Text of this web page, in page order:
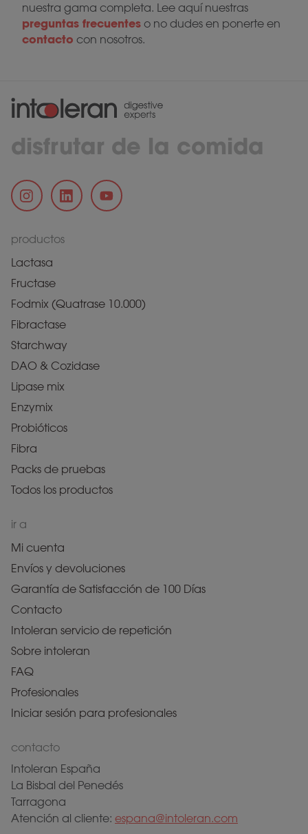
nuestra gama completa. Lee aquí nuestras
preguntas frecuentes o no dudes en ponerte en
contacto con nosotros.
disfrutar de la comida
productos
Lactasa
Fructase
Fodmix (Quatrase 10.000)
Fibractase
Starchway
DAO & Cozidase
Lipase mix
Enzymix
Probióticos
Fibra
Packs de pruebas
Todos los productos
ir a
Mi cuenta
Envíos y devoluciones
Garantía de Satisfacción de 100 Días
Contacto
Intoleran servicio de repetición
Sobre intoleran
FAQ
Profesionales
Iniciar sesión para profesionales
contacto
Intoleran España
La Bisbal del Penedés
Tarragona
Atención al cliente: espana@intoleran.com